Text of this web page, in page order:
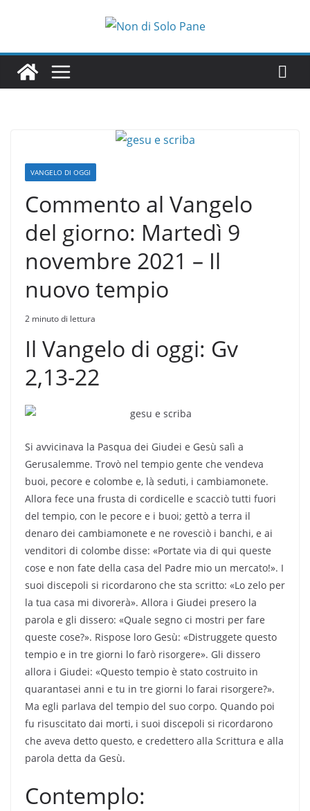
VANGELO DI OGGI
Commento al Vangelo
del giorno: Martedì 9
novembre 2021 – Il
nuovo tempio
2 minuto di lettura
Il Vangelo di oggi: Gv
2,13-22
Si avvicinava la Pasqua dei Giudei e Gesù salì a
Gerusalemme. Trovò nel tempio gente che vendeva
buoi, pecore e colombe e, là seduti, i cambiamonete.
Allora fece una frusta di cordicelle e scacciò tutti fuori
del tempio, con le pecore e i buoi; gettò a terra il
denaro dei cambiamonete e ne rovesciò i banchi, e ai
venditori di colombe disse: «Portate via di qui queste
cose e non fate della casa del Padre mio un mercato!». I
suoi discepoli si ricordarono che sta scritto: «Lo zelo per
la tua casa mi divorerà». Allora i Giudei presero la
parola e gli dissero: «Quale segno ci mostri per fare
queste cose?». Rispose loro Gesù: «Distruggete questo
tempio e in tre giorni lo farò risorgere». Gli dissero
allora i Giudei: «Questo tempio è stato costruito in
quarantasei anni e tu in tre giorni lo farai risorgere?».
Ma egli parlava del tempio del suo corpo. Quando poi
fu risuscitato dai morti, i suoi discepoli si ricordarono
che aveva detto questo, e credettero alla Scrittura e alla
parola detta da Gesù.
Contemplo: